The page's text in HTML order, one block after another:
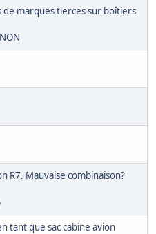
marques tierces sur boîtiers
R7. Mauvaise combinaison?
tant que sac cabine avion